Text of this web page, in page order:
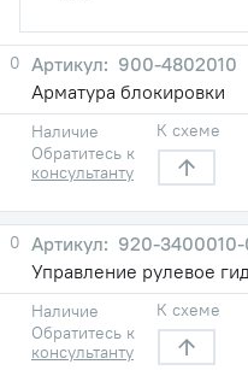
0
900-4802010
Арматура блокировки
Наличие
Обратитесь к
консультанту
К схеме
0
920-3400010-
Управление рулевое
Наличие
Обратитесь к
консультанту
К схеме